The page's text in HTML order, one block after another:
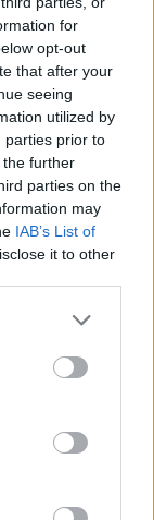
for
opt-out
that after your
seeing
utilized by
parties prior to
further
parties on the
may
IAB’s List of
it to other
(1)
tyrimą